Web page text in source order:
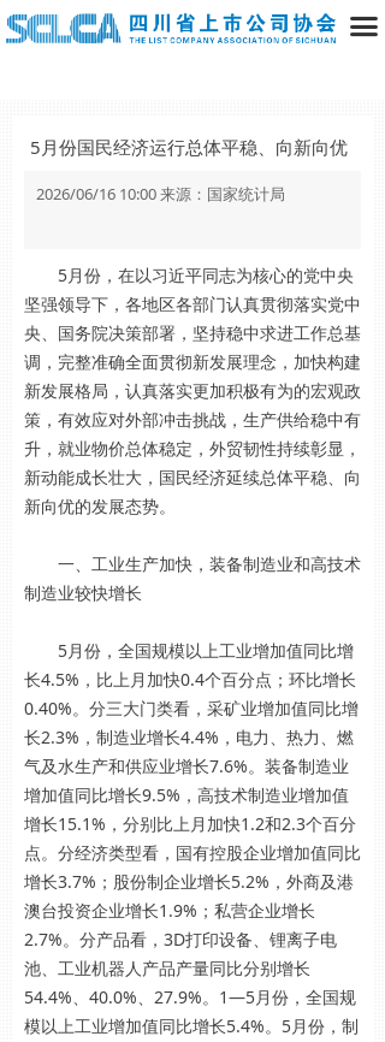
끀
5月份国民经济运行总体平稳、向新向优
5月份，在以习近平同志为核心的党中央
坚强领导下，各地区各部门认真贯彻落实党中
央、国务院决策部署，坚持稳中求进工作总基
调，完整准确全面贯彻新发展理念，加快构建
新发展格局，认真落实更加积极有为的宏观政
策，有效应对外部冲击挑战，生产供给稳中有
升，就业物价总体稳定，外贸韧性持续彰显，
新动能成长壮大，国民经济延续总体平稳、向
新向优的发展态势。
一、工业生产加快，装备制造业和高技术
制造业较快增长
5月份，全国规模以上工业增加值同比增
长4.5%，比上月加快0.4个百分点；环比增长
0.40%。分三大门类看，采矿业增加值同比增
长2.3%，制造业增长4.4%，电力、热力、燃
气及水生产和供应业增长7.6%。装备制造业
增加值同比增长9.5%，高技术制造业增加值
增长15.1%，分别比上月加快1.2和2.3个百分
点。分经济类型看，国有控股企业增加值同比
增长3.7%；股份制企业增长5.2%，外商及港
澳台投资企业增长1.9%；私营企业增长
2.7%。分产品看，3D打印设备、锂离子电
池、工业机器人产品产量同比分别增长
54.4%、40.0%、27.9%。1—5月份，全国规
模以上工业增加值同比增长5.4%。5月份，制
2026/06/16 10:00 来源：国家统计局